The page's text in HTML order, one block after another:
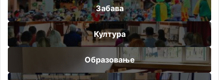
Забава
Култура
Образовање